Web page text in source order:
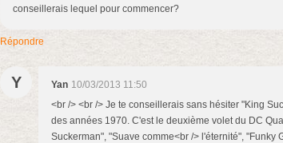
conseillerais lequel pour commencer?
Répondre
Y Yan 10/03/2013 11:50
<br /> <br /> Je te conseillerais sans hésiter "King
des années 1970. C'est le deuxième volet du DC
Suckerman", "Suave comme<br /> l'éternité", "Funky